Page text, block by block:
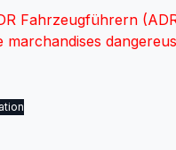
Fahrzeugführern
marchandises